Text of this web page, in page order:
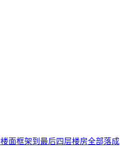
面框架到最后四层楼房全部落成